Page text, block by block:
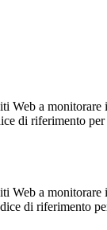
Web a
di riferimento
Web a
di riferimento